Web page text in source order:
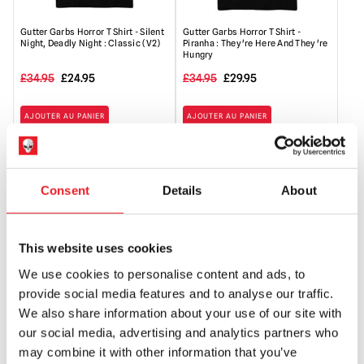
Consent Details About
This website uses cookies
We use cookies to personalise content and ads, to
provide social media features and to analyse our traffic.
We also share information about your use of our site with
our social media, advertising and analytics partners who
may combine it with other information that you’ve
Gutter Garbs Horror T Shirt - Silent
Night, Deadly Night : Classic (V2)
£34.95 Le
initial
:
34,95
£.
£24.95Le
actuel
de
24,95
AJOUTER AU PANIER
VOIR LE PRODUIT
Gutter Garbs Horror T Shirt -
Piranha : They're Here And They're
Hungry
£34.95 Le
initial
:
£.
£29.95Le
actuel
de
29,95
AJOUTER AU PANIER
Gutter Garbs Horror T Shirt -
Pumpkinhead : Vengeance T-Shirt
Gutter Garbs Horror T Shirt -
Halloween Get Your Ghost ?